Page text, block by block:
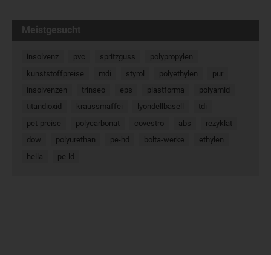
Meistgesucht
insolvenz pvc spritzguss
polypropylen
kunststoffpreise
mdi styrol polyethylen
pur
insolvenzen
trinseo eps plastforma
polyamid
titandioxid
kraussmaffei lyondellbasell
tdi
pet-preise
polycarbonat covestro abs
rezyklat
dow
polyurethan pe-hd bolta-werke
ethylen
hella
pe-ld